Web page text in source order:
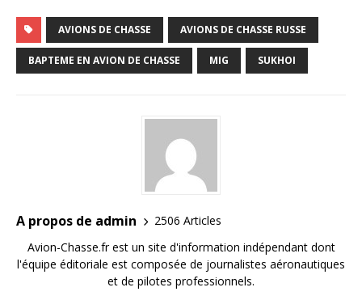
AVIONS DE CHASSE AVIONS DE CHASSE RUSSE
BAPTEME EN AVION DE CHASSE MIG SUKHOI
A propos de admin
2506 Articles
Avion-Chasse.fr est un site d'information indépendant dont
l'équipe éditoriale est composée de journalistes aéronautiques
et de pilotes professionnels.